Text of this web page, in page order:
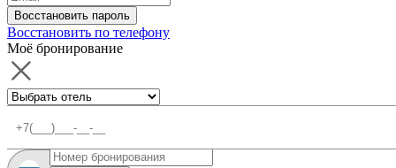
Восстановить пароль
Восстановить по телефону
Моё бронирование